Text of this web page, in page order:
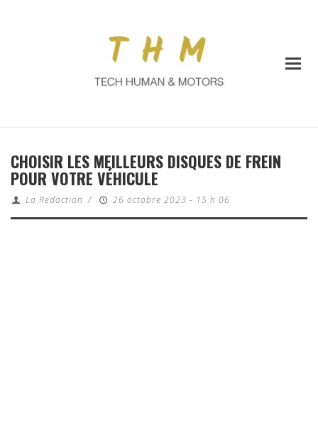
CHOISIR LES MEILLEURS DISQUES DE FREIN
POUR VOTRE VÉHICULE
La Redaction / 26 octobre 2023 - 15 h 06